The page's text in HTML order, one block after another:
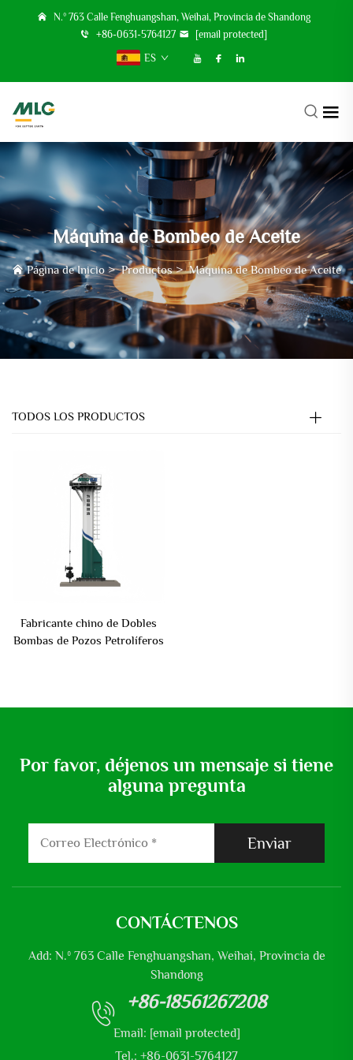
N.º 763 Calle Fenghuangshan, Weihai, Provincia de Shandong
+86-0631-5764127
[email protected]
ES
Máquina de Bombeo de Aceite
Página de Inicio>Productos>Máquina de Bombeo de Aceite
TODOS LOS PRODUCTOS
Fabricante chino de Dobles
Bombas de Pozos Petrolíferos
Bombeo
Por favor, déjenos un mensaje si tiene
alguna pregunta
Enviar
CONTÁCTENOS
Add: N.º 763 Calle Fenghuangshan, Weihai, Provincia de
Shandong
+86-18561267208
Email: [email protected]
Tel.: +86-0631-5764127